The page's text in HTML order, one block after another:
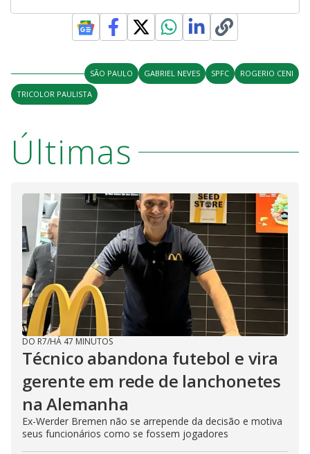
SÃO PAULO GABRIEL NEVES SPFC
ROGERIO CENI
TRICOLOR PAULISTA
Últimas
DO R7/HÁ 47 MINUTOS
Técnico abandona futebol e vira
gerente em rede de lanchonetes
na Alemanha
Ex-Werder Bremen não se arrepende da decisão e motiva
seus funcionários como se fossem jogadores